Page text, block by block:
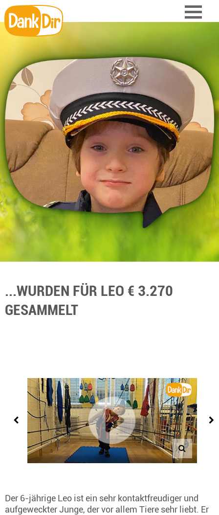
...WURDEN FÜR LEO € 3.270
GESAMMELT
Der 6-jährige Leo ist ein sehr kontaktfreudiger und
aufgeweckter Junge, der vor allem Tiere sehr liebt. Er